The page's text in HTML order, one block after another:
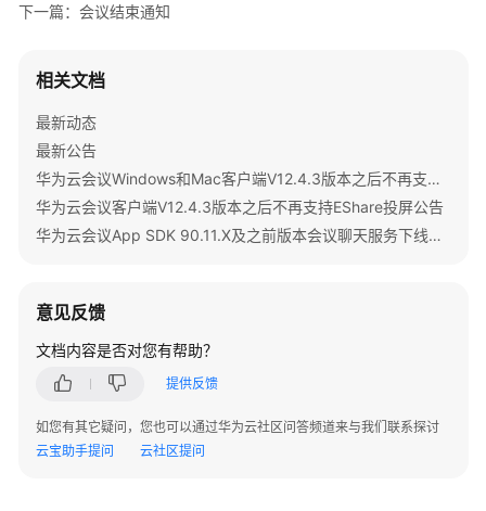
员
南
视
频
会
用
户
网
络
会
用
下一篇：会议结束通知
相关文档
最新动态
最新公告
华为云会议Windows和Mac客户端V12.4.3版本之后不再支持IdeaShare投屏公告
华为云会议客户端V12.4.3版本之后不再支持EShare投屏公告
华为云会议App SDK 90.11.X及之前版本会议聊天服务下线公告
意见反馈
文档内容是否对您有帮助？
提供反馈
如您有其它疑问，您也可以通过华为云社区问答频道来与我们联系探讨
云宝助手提问
云社区提问